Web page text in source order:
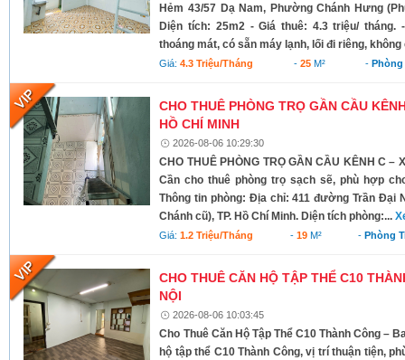
Hẻm 43/57 Dạ Nam, Phường Chánh Hưng
Diện tích: 25m2 - Giá thuê: 4.3 triệu/ tháng.
thoáng mát, có sẵn máy lạnh, lối đi riêng,
Giá:4.3 Triệu/tháng - 25M² -Phòng
CHO THUÊ PHÒNG TRỌ GẦN CẦU
HỒ CHÍ MINH
2026-08-06 10:29:30
CHO THUÊ PHÒNG TRỌ GẦN CẦU KÊNH C –
Cần cho thuê phòng trọ sạch sẽ, phù hợp
Thông tin phòng: Địa chỉ: 411 đường Trần Đại
Chánh cũ), TP. Hồ Chí Minh. Diện tích phòng:...
Giá:1.2 Triệu/tháng - 19M² - Phòng
CHO THUÊ CĂN HỘ TẬP THỂ C10
NỘI
2026-08-06 10:03:45
Cho Thuê Căn Hộ Tập Thể C10 Thành Công –
hộ tập thể C10 Thành Công, vị trí thuận tiện,